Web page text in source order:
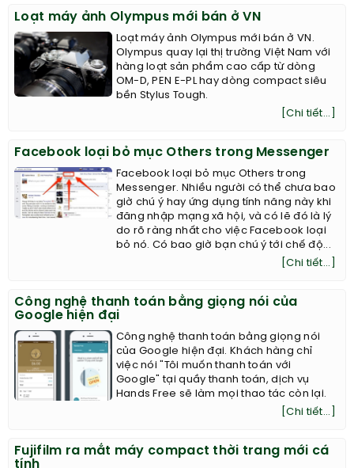
Loạt máy ảnh Olympus mới bán ở VN
Loạt máy ảnh Olympus mới bán ở VN.
Olympus quay lại thị trường Việt Nam với
hàng loạt sản phẩm cao cấp từ dòng
OM-D, PEN E-PL hay dòng compact siêu
bền Stylus Tough.
[Chi tiết...]
Facebook loại bỏ mục Others trong Messenger
Facebook loại bỏ mục Others trong
Messenger. Nhiều người có thể chưa bao
giờ chú ý hay ứng dụng tính năng này khi
đăng nhập mạng xã hội, và có lẽ đó là lý
do rõ ràng nhất cho việc Facebook loại
bỏ nó. Có bao giờ bạn chú ý tới chế độ...
[Chi tiết...]
Công nghệ thanh toán bằng giọng nói của
Google hiện đại
Công nghệ thanh toán bằng giọng nói
của Google hiện đại. Khách hàng chỉ
việc nói "Tôi muốn thanh toán với
Google" tại quầy thanh toán, dịch vụ
Hands Free sẽ làm mọi thao tác còn lại.
[Chi tiết...]
Fujifilm ra mắt máy compact thời trang mới cá
tính